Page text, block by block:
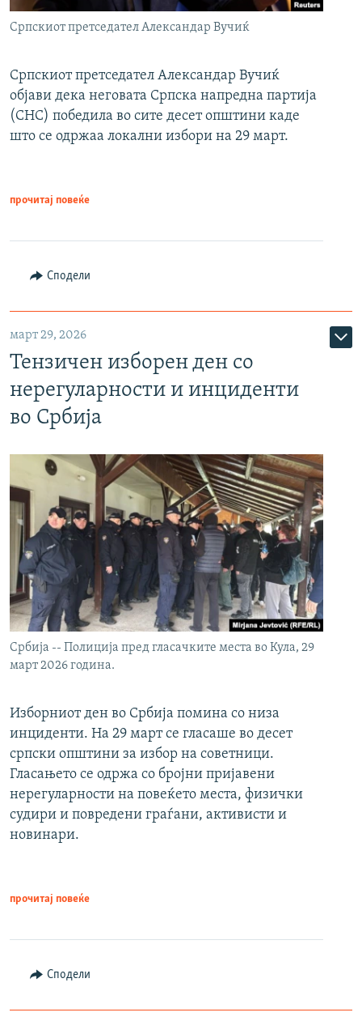
Српскиот претседател Александар Вучиќ
Српскиот претседател Александар Вучиќ
објави дека неговата Српска напредна партија
(СНС) победила во сите десет општини каде
што се одржаа локални избори на 29 март.
прочитај повеќе
Сподели
март 29, 2026
Тензичен изборен ден со
нерегуларности и инциденти
во Србија
Србија -- Полиција пред гласачките места во Кула, 29
март 2026 година.
Изборниот ден во Србија помина со низа
инциденти. На 29 март се гласаше во десет
српски општини за избор на советници.
Гласањето се одржа со бројни пријавени
нерегуларности на повеќето места, физички
судири и повредени граѓани, активисти и
новинари.
прочитај повеќе
Сподели